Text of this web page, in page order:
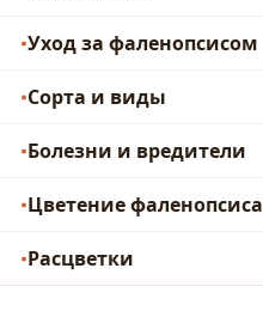
Уход за фаленопсисом
Сорта и виды
Болезни и вредители
Цветение фаленопсиса
Расцветки